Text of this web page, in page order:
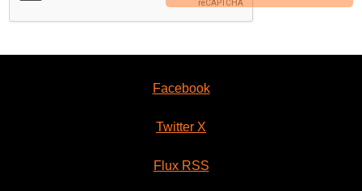
Facebook
Twitter X
Flux RSS